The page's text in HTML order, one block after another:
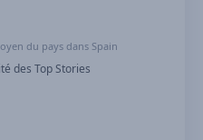
du pays dans Spain
des Top Stories